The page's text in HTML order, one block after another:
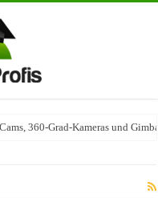
360-Grad-Kameras und
trifft – SAP Automotive als